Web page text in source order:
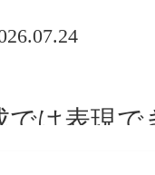
れたブラン
では表現で